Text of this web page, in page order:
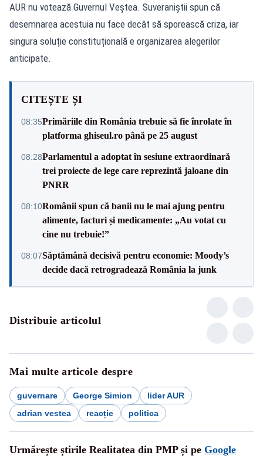
AUR nu votează Guvernul Veștea. Suveraniștii spun că
desemnarea acestuia nu face decât să sporească criza, iar
singura soluție constituțională e organizarea alegerilor
anticipate.
CITEȘTE ȘI
08:35Primăriile din România trebuie să fie înrolate în
platforma ghiseul.ro până pe 25 august
08:28Parlamentul a adoptat în sesiune extraordinară
trei proiecte de lege care reprezintă jaloane din
PNRR
08:10Românii spun că banii nu le mai ajung pentru
alimente, facturi și medicamente: „Au votat cu
cine nu trebuie!”
08:07Săptămână decisivă pentru economie: Moody’s
decide dacă retrogradează România la junk
Distribuie articolul
Mai multe articole despre
guvernare George Simion
lider AUR
adrian vestea
reacție politica
Urmărește știrile Realitatea din PMP și pe Google